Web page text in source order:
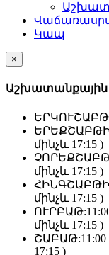
Կապ
×
Աշխատանքային
մինչև 17:15 )
մինչև 17:15 )
մինչև 17:15 )
ՈՒՐԲԱԹ:
մինչև 17:15 )
ՇԱԲԱԹ:
17:15 )